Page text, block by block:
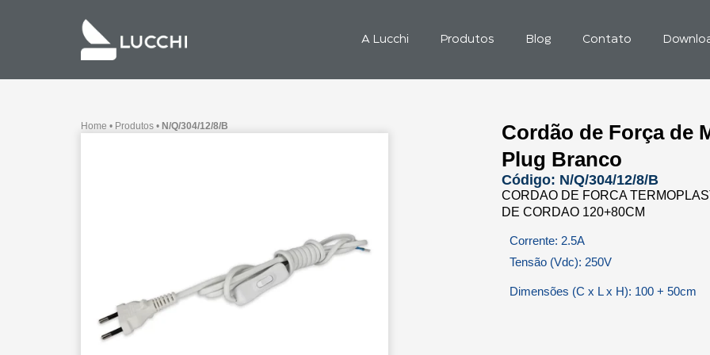
A Lucchi Produtos Blog Contato
Home • Produtos • N/Q/304/12/8/B
Cordão de Força de
Plug Branco
Código: N/Q/304/12/8/B
CORDAO DE FORCA
DE CORDAO 120+80CM
Corrente: 2.5A
Tensão (Vdc): 250V
Dimensões (C x L x H): 100 + 50cm